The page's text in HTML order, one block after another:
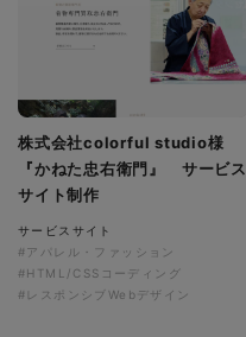
株式会社colorful studio様
『かねた忠右衛門』 サービス
サイト制作
サービスサイト
#アパレル・ファッション
#HTML/CSSコーディング
#レスポンシブWebデザイン